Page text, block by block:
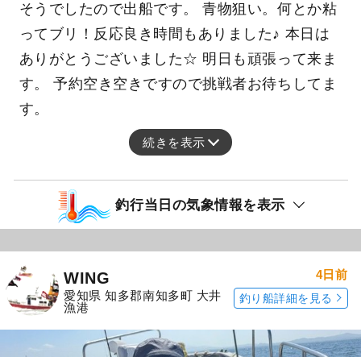
そうでしたので出船です。 青物狙い。何とか粘
ってブリ！反応良き時間もありました♪ 本日は
ありがとうございました☆ 明日も頑張って来ま
す。 予約空き空きですので挑戦者お待ちしてま
す。
続きを表示
釣行当日の気象情報を表示
WING
愛知県 知多郡南知多町 大井
漁港
4日前
釣り船詳細を見る